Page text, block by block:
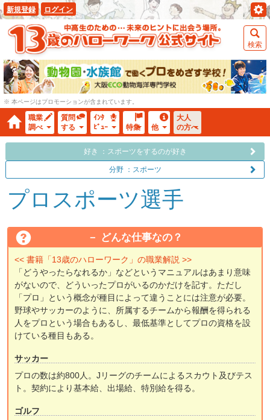
新規登録 ログイン
検索
※ 本ページはプロモーションが含まれています。
職業
調べ
質問
する
ｲﾝﾀ
ﾋﾞｭｰ
特集 他
大人
の方へ
好き ：スポーツをするのが好き
分野 ：スポーツ
プロスポーツ選手
どんな仕事なの？
<< 書籍「13歳のハローワーク」の職業解説 >>
「どうやったらなれるか」などというマニュアルはあまり意味
がないので、どういったプロがいるのかだけを記す。ただし
「プロ」という概念が種目によって違うことには注意が必要。
野球やサッカーのように、所属するチームから報酬を得られる
人をプロという場合もあるし、最低基準としてプロの資格を設
けている種目もある。
サッカー
プロの数は約800人。Jリーグのチームによるスカウト及びテス
ト。契約により基本給、出場給、特別給を得る。
ゴルフ